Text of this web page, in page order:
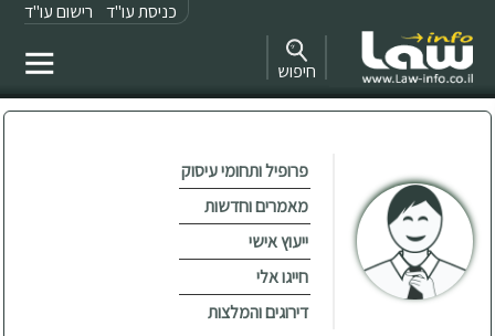
כניסת עו"ד רישום עו"ד
חיפוש
פרופיל ותחומי עיסוק
מאמרים וחדשות
ייעוץ אישי
חייגו אלי
דירוגים והמלצות